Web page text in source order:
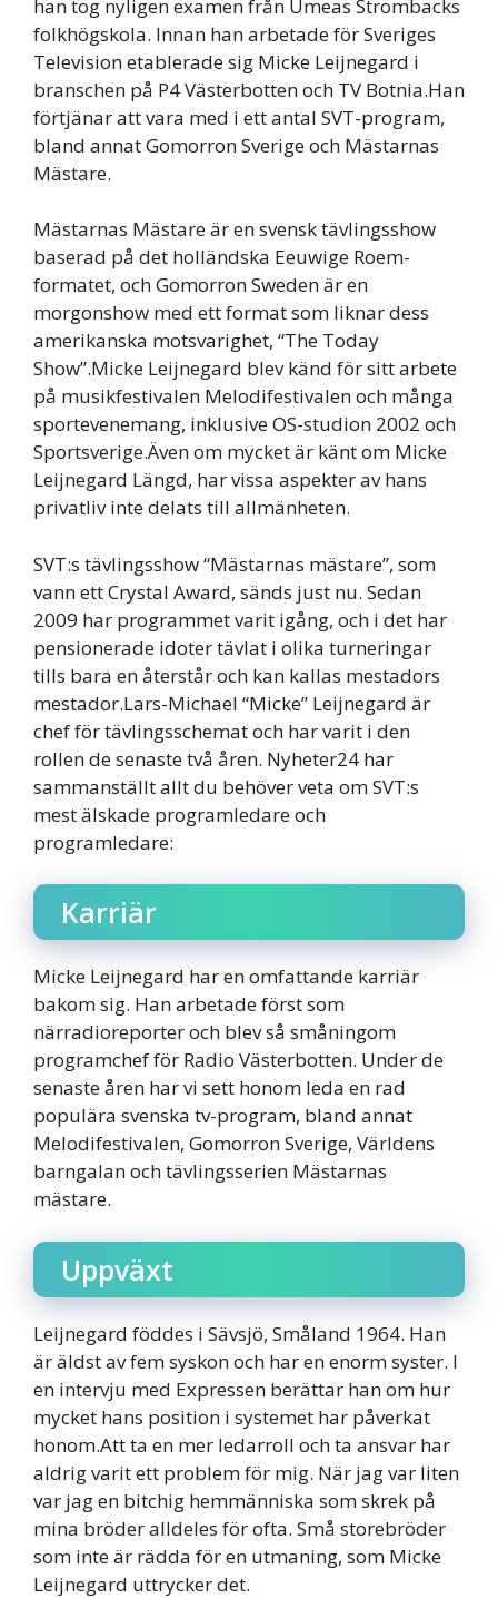
han tog nyligen examen från Umeas Strombacks
folkhögskola. Innan han arbetade för Sveriges
Television etablerade sig Micke Leijnegard i
branschen på P4 Västerbotten och TV Botnia.Han
förtjänar att vara med i ett antal SVT-program,
bland annat Gomorron Sverige och Mästarnas
Mästare.
Mästarnas Mästare är en svensk tävlingsshow
baserad på det holländska Eeuwige Roem-
formatet, och Gomorron Sweden är en
morgonshow med ett format som liknar dess
amerikanska motsvarighet, “The Today
Show”.Micke Leijnegard blev känd för sitt arbete
på musikfestivalen Melodifestivalen och många
sportevenemang, inklusive OS-studion 2002 och
Sportsverige.Även om mycket är känt om Micke
Leijnegard Längd, har vissa aspekter av hans
privatliv inte delats till allmänheten.
SVT:s tävlingsshow “Mästarnas mästare”, som
vann ett Crystal Award, sänds just nu. Sedan
2009 har programmet varit igång, och i det har
pensionerade idoter tävlat i olika turneringar
tills bara en återstår och kan kallas mestadors
mestador.Lars-Michael “Micke” Leijnegard är
chef för tävlingsschemat och har varit i den
rollen de senaste två åren. Nyheter24 har
sammanställt allt du behöver veta om SVT:s
mest älskade programledare och
programledare:
Karriär
Micke Leijnegard har en omfattande karriär
bakom sig. Han arbetade först som
närradioreporter och blev så småningom
programchef för Radio Västerbotten. Under de
senaste åren har vi sett honom leda en rad
populära svenska tv-program, bland annat
Melodifestivalen, Gomorron Sverige, Världens
barngalan och tävlingsserien Mästarnas
mästare.
Uppväxt
Leijnegard föddes i Sävsjö, Småland 1964. Han
är äldst av fem syskon och har en enorm syster. I
en intervju med Expressen berättar han om hur
mycket hans position i systemet har påverkat
honom.Att ta en mer ledarroll och ta ansvar har
aldrig varit ett problem för mig. När jag var liten
var jag en bitchig hemmänniska som skrek på
mina bröder alldeles för ofta. Små storebröder
som inte är rädda för en utmaning, som Micke
Leijnegard uttrycker det.